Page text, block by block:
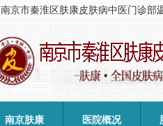
南京市秦淮区肤康皮肤病中医门诊部
南京肤康 医院概况